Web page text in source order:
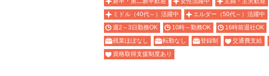
ミドル（40代～）活躍中
エルダー（50代～）活躍中
週2～3日勤務OK
10時～勤務OK 16時前退社OK
残業ほぼなし
転勤なし 登録制 交通費支給
資格取得支援制度あり